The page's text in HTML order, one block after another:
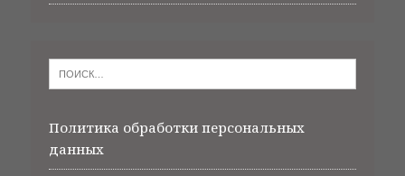
Политика обработки персональных
данных